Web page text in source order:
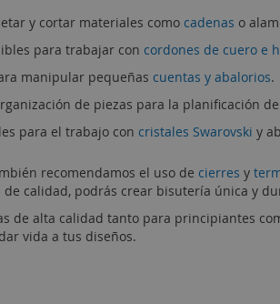
y cortar materiales como cadenas o
para trabajar con cordones de cuero e
manipular pequeñas cuentas y abalorios.
de piezas para la planificación
para el trabajo con cristales Swarovski y
recomendamos el uso de cierres y
calidad, podrás crear bisutería única y
de alta calidad tanto para principiantes
vida a tus diseños.